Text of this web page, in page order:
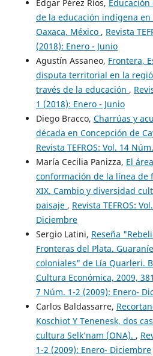
Edgar Pérez Ríos,
de la educación indígena en
Oaxaca, México , Revista
(2018): Enero - Junio
Agustín Assaneo, Frontera,
disputa territorial en la
través de la educación ,
1 (2018): Enero - Junio
Diego Bracco, Charrúas y
década en Concepción de
Revista TEFROS: Vol. 14
María Cecilia Panizza, El
conformación de la línea
XIX. Cambio y diversidad
paisaje , Revista TEFROS:
Diciembre
Sergio Latini, Reseña
Fronteras del Plata.
coloniales" de Lía Quarleri.
Cultura Económica, 2009,
7 Núm. 1-2 (2009): Enero-
Carlos Baldassarre,
Koschiot Y Tenenesk, dos
cultura Selk’nam (ONA). ,
1-2 (2009): Enero- Diciembre